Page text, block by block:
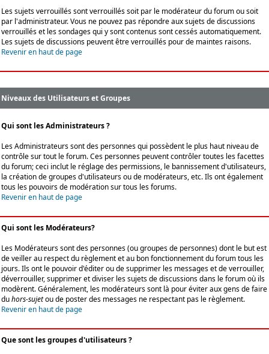
Les sujets verrouillés sont verrouillés soit par le modérateur du forum ou soit
par l'administrateur. Vous ne pouvez pas répondre aux sujets de discussions
verrouillés et les sondages qui y sont contenus sont cessés automatiquement.
Les sujets de discussions peuvent être verrouillés pour de maintes raisons.
Revenir en haut de page
Niveaux des Utilisateurs et Groupes
Qui sont les Administrateurs ?
Les Administrateurs sont des personnes qui possèdent le plus haut niveau de
contrôle sur tout le forum. Ces personnes peuvent contrôler toutes les facettes
du forum; ceci inclut le réglage des permissions, le bannissement d'utilisateurs,
la création de groupes d'utilisateurs ou de modérateurs, etc. Ils ont également
tous les pouvoirs de modération sur tous les forums.
Revenir en haut de page
Qui sont les Modérateurs?
Les Modérateurs sont des personnes (ou groupes de personnes) dont le but est
de veiller au respect du règlement et au bon fonctionnement du forum tous les
jours. Ils ont le pouvoir d'éditer ou de supprimer les messages et de verrouiller,
déverrouiller, supprimer et diviser les sujets de discussions dans le forum où ils
modèrent. Généralement, les modérateurs sont là pour éviter aux gens de faire
duhors-sujetou de poster des messages ne respectant pas le règlement.
Revenir en haut de page
Que sont les groupes d'utilisateurs ?